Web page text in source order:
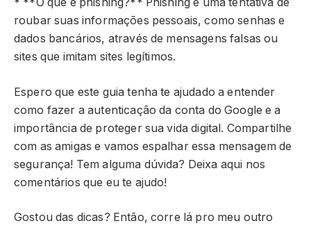
roubar suas informações pessoais, como senhas e
dados bancários, através de mensagens falsas ou
sites que imitam sites legítimos.
Espero que este guia tenha te ajudado a entender
como fazer a autenticação da conta do Google e a
importância de proteger sua vida digital. Compartilhe
com as amigas e vamos espalhar essa mensagem de
segurança! Tem alguma dúvida? Deixa aqui nos
comentários que eu te ajudo!
Gostou das dicas? Então, corre lá pro meu outro